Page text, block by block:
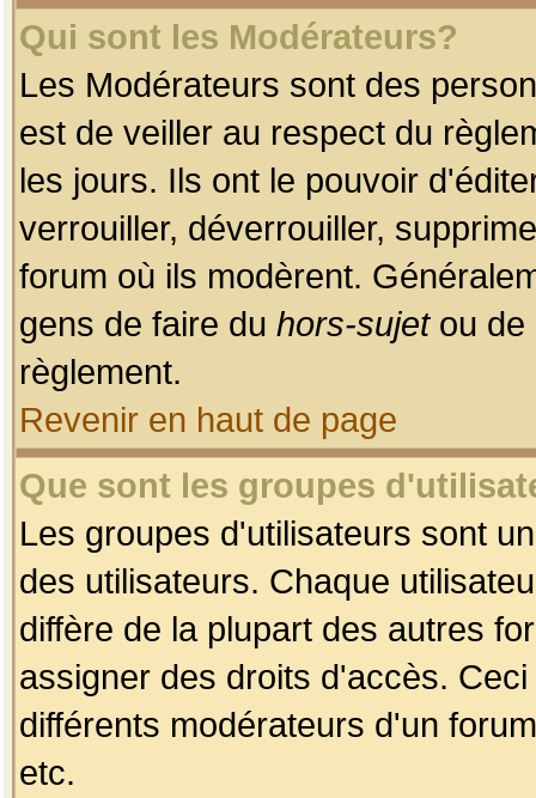
Qui sont les Modérateurs?
Les Modérateurs sont des
est de veiller au respect du
les jours. Ils ont le pouvoir
verrouiller, déverrouiller,
forum où ils modèrent.
gens de faire du hors-sujetou de
règlement.
Revenir en haut de page
Que sont les groupes
Les groupes d'utilisateurs sont
des utilisateurs. Chaque
diffère de la plupart des autres
assigner des droits d'accès.
différents modérateurs d'un
etc.